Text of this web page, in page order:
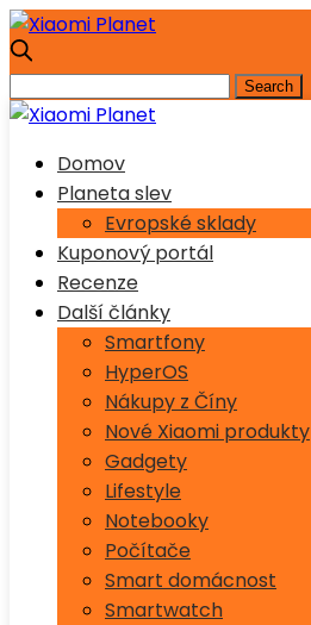
Domov
Planeta slev
Evropské sklady
Kuponový portál
Recenze
Další články
Smartfony
HyperOS
Nákupy z Číny
Nové Xiaomi produkty
Gadgety
Lifestyle
Notebooky
Počítače
Smart domácnost
Smartwatch